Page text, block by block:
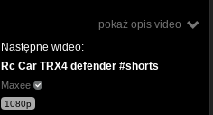
pokaż opis video
Następne wideo:
Rc Car TRX4 defender #shorts
Maxee
1080p